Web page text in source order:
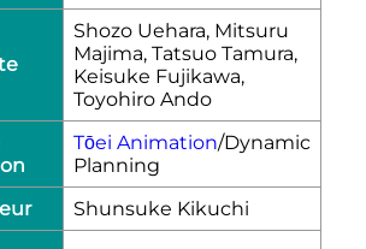
Shozo Uehara, Mitsuru
Majima, Tatsuo Tamura,
Keisuke Fujikawa,
Toyohiro Ando
Tōei Animation/Dynamic
Planning
Shunsuke Kikuchi